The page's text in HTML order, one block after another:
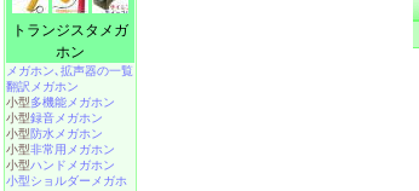
トランジスタメガ
ホン
メガホン､拡声器の一覧
翻訳メガホン
小型多機能メガホン
小型録音メガホン
小型防水メガホン
小型非常用メガホン
小型ハンドメガホン
小型ショルダーメガホ